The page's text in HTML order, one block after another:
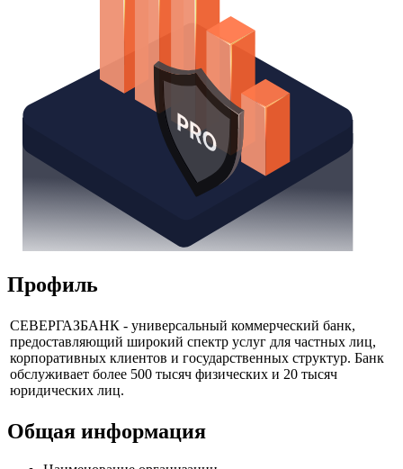
Профиль
СЕВЕРГАЗБАНК - универсальный коммерческий банк,
предоставляющий широкий спектр услуг для частных лиц,
корпоративных клиентов и государственных структур. Банк
обслуживает более 500 тысяч физических и 20 тысяч
юридических лиц.
Общая информация